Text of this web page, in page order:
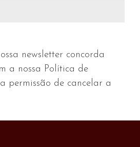
newsletter concorda
a nossa Política de
permissão de cancelar a